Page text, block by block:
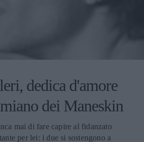
dedica d'amore
dei Maneskin
mai di fare capire al fidanzato
per lei: i due si sostengono a